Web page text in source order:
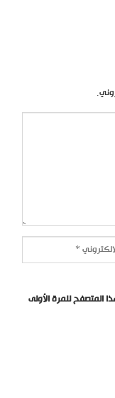
المتصفح للمرة الأولى